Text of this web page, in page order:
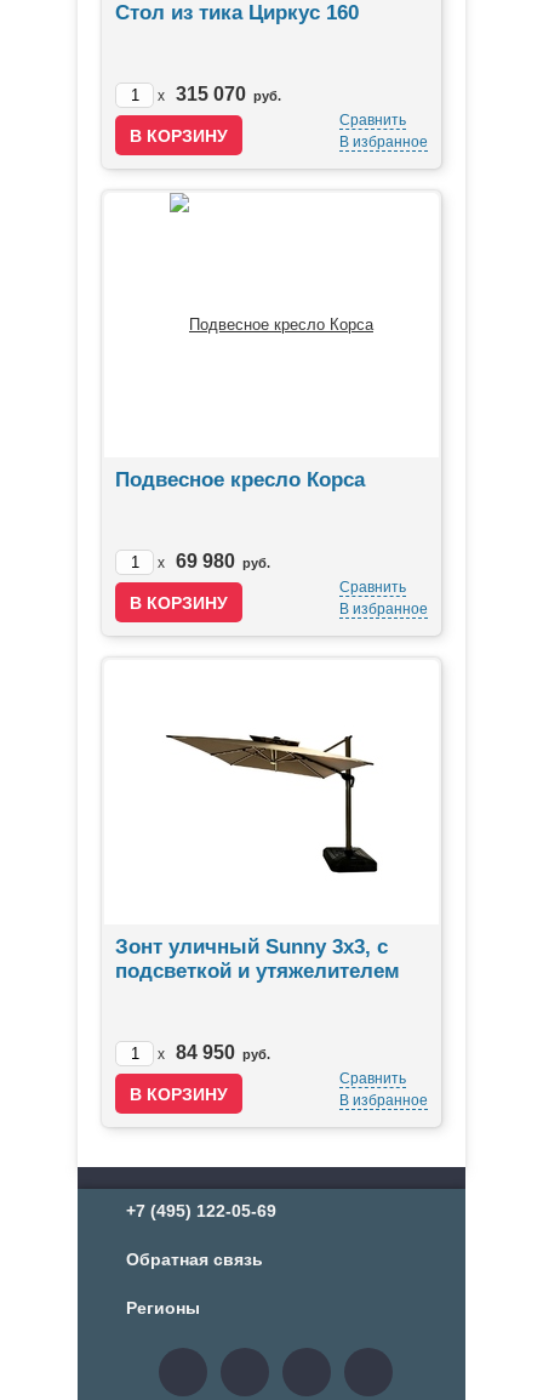
Стол из тика Циркус 160
x 315 070 руб.
Сравнить
В избранное
Подвесное кресло Корса
x 69 980 руб.
Сравнить
В избранное
Зонт уличный Sunny 3х3, с
подсветкой и утяжелителем
x 84 950 руб.
Сравнить
В избранное
+7 (495) 122-05-69
Обратная связь
Регионы